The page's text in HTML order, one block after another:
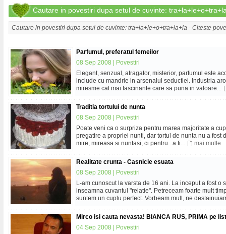
Cautare in povestiri dupa setul de cuvinte:
Cautare in povestiri dupa setul de cuvinte: tra+la+le+o+tra+la+la - Citeste
Parfumul, preferatul femeilor
08 Sep 2008 |
Povestiri
Elegant, senzual, atragator, misterior, parfumul este
include cu mandrie in arsenalul seductiei. Industria
miresme cat mai fascinante care sa puna in valoare...
Traditia tortului de nunta
08 Sep 2008 |
Povestiri
Poate veni ca o surpriza pentru marea majoritate a
pregatire a propriei nunti, dar tortul de nunta nu a fost
mire, mireasa si nuntasi, ci pentru...a fi...
mai multe
Realitate crunta - Casnicie esuata
08 Sep 2008 |
Povestiri
L-am cunoscut la varsta de 16 ani. La inceput a fost
inseamna cuvantul "relatie". Petreceam foarte mult
suntem un cuplu perfect. Vorbeam mult, ne
Mirco isi cauta nevasta! BIANCA RUS, PRIMA pe
04 Sep 2008 |
Povestiri